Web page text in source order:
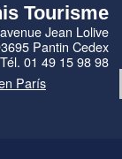
Tourisme
Jean Lolive
Pantin Cedex
Tél. 01 49 15 98 98
París